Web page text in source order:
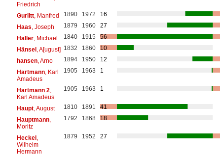
Friedrich
Gurlitt, Manfred 1890 1972
16
Haas , Joseph 1879 1960
27
Haller, Michael 1840 1915
56
Hänsel, A[ugust] 1832 1860
10
hansen, Arno 1894 1950
12
Hartmann, Karl
Amadeus
1905 1963 1
Hartmann 2
Karl Amadeus
1905 1963 1
Haupt, August 1810 1891
41
Hauptmann,
Moritz
1792 1868 18
Heckel,
Wilhelm
Hermann
1879 1952 27